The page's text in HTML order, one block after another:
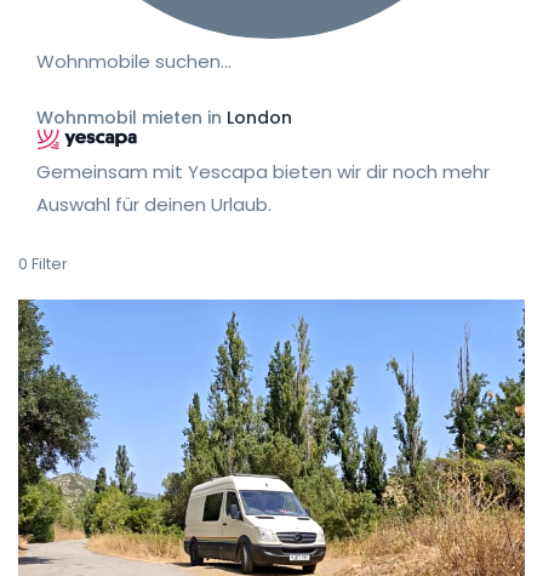
Wohnmobile suchen…
Wohnmobil mieten in London
Gemeinsam mit Yescapa bieten wir dir noch mehr
Auswahl für deinen Urlaub.
0 Filter